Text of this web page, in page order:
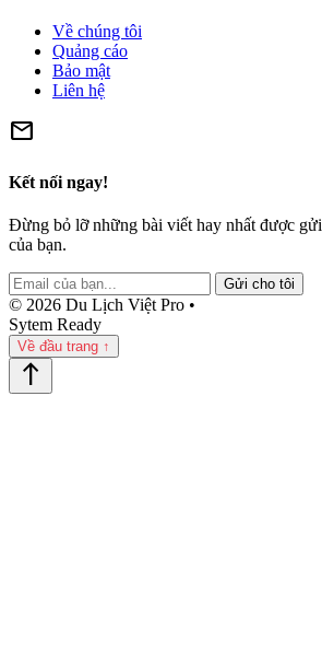
Về chúng tôi
Quảng cáo
Bảo mật
Liên hệ
mail
Kết nối ngay!
Đừng bỏ lỡ những bài viết hay nhất được
của bạn.
Gửi cho tôi
© 2026 Du Lịch Việt Pro •
Sytem Ready
Về đầu trang ↑
north